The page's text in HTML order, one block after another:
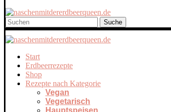
Suche
Start
Erdbeerrezepte
Shop
Rezepte nach Kategorie
Vegan
Vegetarisch
Hauptspeisen